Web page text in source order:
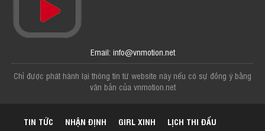
Email: info@vnmotion.net
Chỉ được phát hành lại thông tin từ website này nếu có sự đồng ý bằng
văn bản của vnmotion.net
TIN TỨC NHẬN ĐỊNH GIRL XINH LỊCH THI ĐẤU